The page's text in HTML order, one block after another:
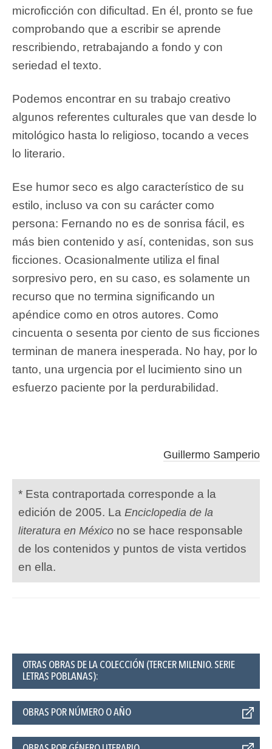
microficción con dificultad. En él, pronto se fue
comprobando que a escribir se aprende
rescribiendo, retrabajando a fondo y con
seriedad el texto.
Podemos encontrar en su trabajo creativo
algunos referentes culturales que van desde lo
mitológico hasta lo religioso, tocando a veces
lo literario.
Ese humor seco es algo característico de su
estilo, incluso va con su carácter como
persona: Fernando no es de sonrisa fácil, es
más bien contenido y así, contenidas, son sus
ficciones. Ocasionalmente utiliza el final
sorpresivo pero, en su caso, es solamente un
recurso que no termina significando un
apéndice como en otros autores. Como
cincuenta o sesenta por ciento de sus ficciones
terminan de manera inesperada. No hay, por lo
tanto, una urgencia por el lucimiento sino un
esfuerzo paciente por la perdurabilidad.
Guillermo Samperio
* Esta contraportada corresponde a la
edición de 2005. La Enciclopedia de la
literatura en México no se hace responsable
de los contenidos y puntos de vista vertidos
en ella.
OTRAS OBRAS DE LA COLECCIÓN (TERCER MILENIO. SERIE
LETRAS POBLANAS):
OBRAS POR NÚMERO O AÑO